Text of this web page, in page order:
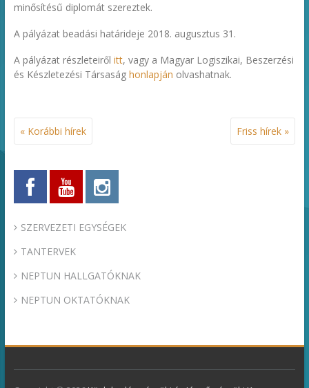
minősítésű diplomát szereztek.
A pályázat beadási határideje 2018. augusztus 31.
A pályázat részleteiről itt, vagy a Magyar Logiszikai, Beszerzési
és Készletezési Társaság honlapján olvashatnak.
« Korábbi hírek Friss hírek »
SZERVEZETI EGYSÉGEK
TANTERVEK
NEPTUN HALLGATÓKNAK
NEPTUN OKTATÓKNAK